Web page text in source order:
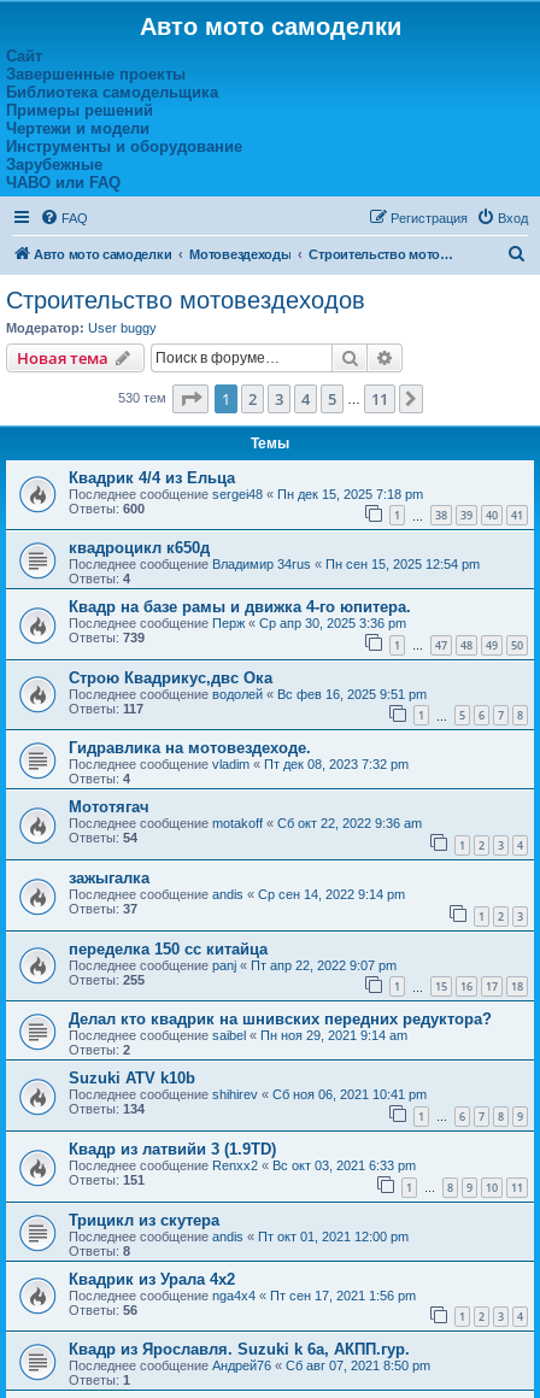
Авто мото самоделки
Сайт
Завершенные проекты
Библиотека самодельщика
Примеры решений
Чертежи и модели
Инструменты и оборудование
Зарубежные
ЧАВО или FAQ
FAQ Вход
Регистрация
Авто мото самоделки Мотовездеходы Строительство мотовездеходов
Строительство мотовездеходов
Модератор: User buggy
Новая тема Поиск
530 тем Страница из 11
1 2 3 4 5 11
Темы
Квадрик 4/4 из Ельца
Последнее сообщение sergei48 « Пн дек 15, 2025 7:18 pm
Ответы: 600 1 38 39 40 41
квадроцикл к650д
Последнее сообщение Владимир 34rus « Пн сен 15, 2025 12:54 pm
Ответы: 4
Квадр на базе рамы и движка 4-го юпитера.
Последнее сообщение Перж « Ср апр 30, 2025 3:36 pm
Ответы: 739 1 … 47 48 49 50
Строю Квадрикус,двс Ока
Последнее сообщение водолей « Вс фев 16, 2025 9:51 pm
Ответы: 117 1 5 6 7 8
Гидравлика на мотовездеходе.
Последнее сообщение vladim « Пт дек 08, 2023 7:32 pm
Ответы: 4
Мототягач
Последнее сообщение motakoff « Сб окт 22, 2022 9:36 am
Ответы: 54 1 2 3 4
зажыгалка
Последнее сообщение andis « Ср сен 14, 2022 9:14 pm
Ответы: 37 1 2 3
переделка 150 сс китайца
Последнее сообщение panj « Пт апр 22, 2022 9:07 pm
Ответы: 255 1 15 16 17 18
Делал кто квадрик на шнивских передних редуктора?
Последнее сообщение saibel « Пн ноя 29, 2021 9:14 am
Ответы: 2
Suzuki ATV k10b
Последнее сообщение shihirev « Сб ноя 06, 2021 10:41 pm
Ответы: 134 1 … 6 7 8 9
Квадр из латвийи 3 (1.9TD)
Последнее сообщение Renxx2 « Вс окт 03, 2021 6:33 pm
Ответы: 151 1 … 8 9 10 11
Трицикл из скутера
Последнее сообщение andis « Пт окт 01, 2021 12:00 pm
Ответы: 8
Квадрик из Урала 4х2
Последнее сообщение nga4x4 « Пт сен 17, 2021 1:56 pm
Ответы: 56 1 2 3 4
Квадр из Ярославля. Suzuki k 6a, АКПП.гур.
Последнее сообщение Андрей76 « Сб авг 07, 2021 8:50 pm
Ответы: 1